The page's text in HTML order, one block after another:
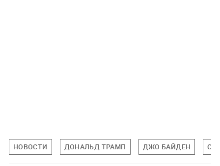
НОВОСТИ ДОНАЛЬД ТРАМП ДЖО БАЙДЕН